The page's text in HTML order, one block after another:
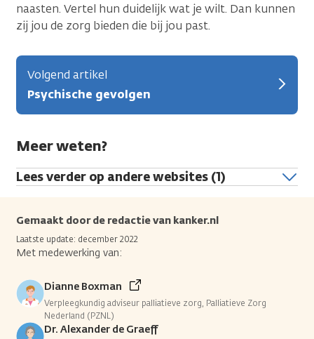
naasten. Vertel hun duidelijk wat je wilt. Dan kunnen
zij jou de zorg bieden die bij jou past.
Volgend artikel
Psychische gevolgen
Meer weten?
Lees verder op andere websites (1)
Gemaakt door de redactie van kanker.nl
Laatste update: december 2022
Met medewerking van:
Dianne Boxman
Verpleegkundig adviseur palliatieve zorg, Palliatieve Zorg
Nederland (PZNL)
Dr. Alexander de Graeff